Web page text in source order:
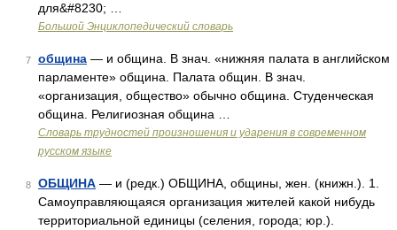
для&#8230; …
Большой Энциклопедический словарь
7 община — и община. В знач. «нижняя палата в английском
парламенте» община. Палата общин. В знач.
«организация, общество» обычно община. Студенческая
община. Религиозная община …
Словарь трудностей произношения и ударения в современном
русском языке
8 ОБЩИНА — и (редк.) ОБЩИНА, общины, жен. (книжн.). 1.
Самоуправляющаяся организация жителей какой нибудь
территориальной единицы (селения, города; юр.).